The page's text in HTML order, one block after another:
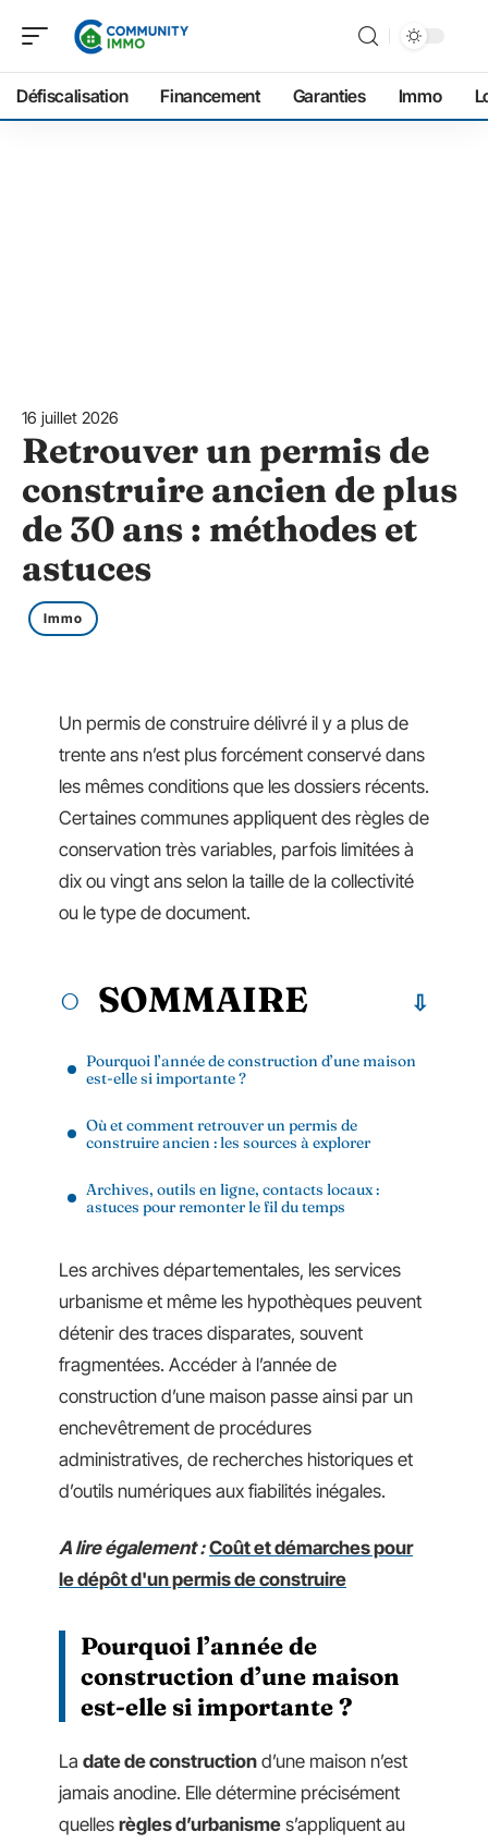
Défiscalisation Financement Garanties Immo
16 juillet 2026
Retrouver un permis de
construire ancien de plus
de 30 ans : méthodes et
astuces
Immo
Un permis de construire délivré il y a plus de
trente ans n’est plus forcément conservé dans
les mêmes conditions que les dossiers récents.
Certaines communes appliquent des règles de
conservation très variables, parfois limitées à
dix ou vingt ans selon la taille de la collectivité
ou le type de document.
SOMMAIRE
Pourquoi l’année de construction d’une maison
est-elle si importante ?
Où et comment retrouver un permis de
construire ancien : les sources à explorer
Archives, outils en ligne, contacts locaux :
astuces pour remonter le fil du temps
Les archives départementales, les services
urbanisme et même les hypothèques peuvent
détenir des traces disparates, souvent
fragmentées. Accéder à l’année de
construction d’une maison passe ainsi par un
enchevêtrement de procédures
administratives, de recherches historiques et
d’outils numériques aux fiabilités inégales.
A lire également : Coût et démarches pour
le dépôt d'un permis de construire
Pourquoi l’année de
construction d’une maison
est-elle si importante ?
La date de construction d’une maison n’est
jamais anodine. Elle détermine précisément
quelles règles d’urbanisme s’appliquent au